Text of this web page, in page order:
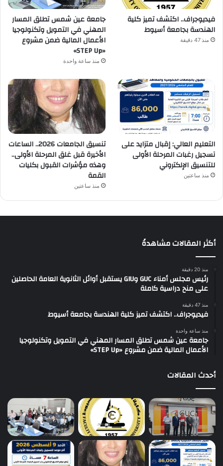
فيديوجراف.. اكتشف تميز كلية
الهندسة بجامعة أسيوط
منذ 47 دقيقة
جامعة عين شمس تطلق المسار
المهني في التمويل وتكنولوجيا
الأعمال المالية ضمن مشروع
«STEP Up»
منذ ساعة واحدة
التعليم العالي: إقبال متزايد على
تسجيل رغبات المرحلة الأولى
للتنسيق الإلكتروني
منذ ساعتين
تنسيق الجامعات 2026.. الساعات
الأخيرة قبل غلق المرحلة الأولى..
وهذه مؤشرات القبول بكليات
القمة
منذ ساعتين
أكثر المقالات مشاهدةً
منذ 20 دقيقة
رئيس مجلس أمناء GUC وGIU يستقبل أوائل الثانوية العامة الحاصلين
على منح دراسية كاملة
منذ 47 دقيقة
فيديوجراف.. اكتشف تميز كلية الهندسة بجامعة أسيوط
منذ ساعة واحدة
جامعة عين شمس تطلق المسار المهني في التمويل وتكنولوجيا
الأعمال المالية ضمن مشروع «STEP Up»
أحدث المقالات